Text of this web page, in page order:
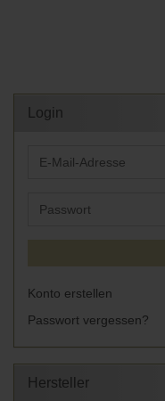
Login
E-
Passwort
Konto erstellen
Passwort vergessen?
Hersteller